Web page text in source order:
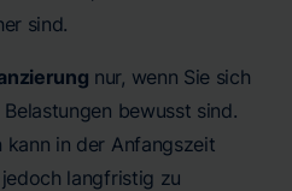
sind.
nur, wenn Sie sich
bewusst sind.
kann in der Anfangszeit
langfristig zu